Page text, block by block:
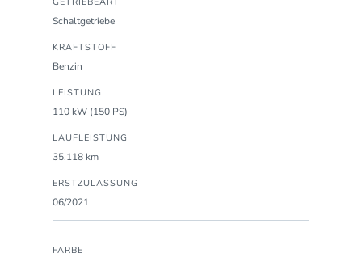
Schaltgetriebe
KRAFTSTOFF
Benzin
LEISTUNG
110 kW (150 PS)
LAUFLEISTUNG
35.118 km
ERSTZULASSUNG
06/2021
FARBE